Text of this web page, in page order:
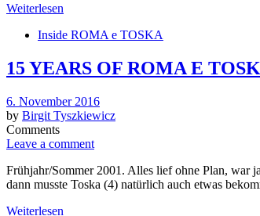
Weiterlesen
Inside ROMA e TOSKA
15 YEARS OF ROMA E
Posted
on
6. November 2016
by Birgit Tyszkiewicz
Comments
Leave a comment
Frühjahr/Sommer 2001. Alles lief ohne Plan, war
dann musste Toska (4) natürlich auch etwas
Weiterlesen